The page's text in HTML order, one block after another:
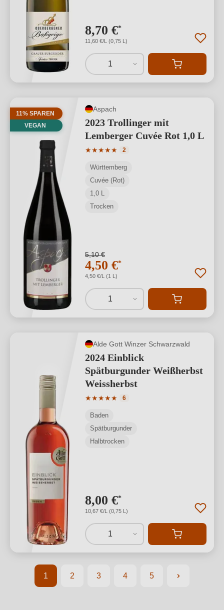
8,70 €*
11,60 €/L (0,75 L)
1
11% SPAREN
VEGAN
Aspach
2023 Trollinger mit
Lemberger Cuvée Rot 1,0 L
★★★★★
Durchschnittliche Bewertung von 5
2
Württemberg
Cuvée (Rot)
1,0 L
Trocken
5,10 €
4,50 €*
4,50 €/L (1 L)
1
Alde Gott Winzer Schwarzwald
2024 Einblick
Spätburgunder Weißherbst
Weissherbst
★★★★★
Durchschnittliche Bewertung von 5
6
Baden
Spätburgunder
Halbtrocken
8,00 €*
10,67 €/L (0,75 L)
1
Seite
1
Seite
2
Seite
3
Seite
4
Seite
5